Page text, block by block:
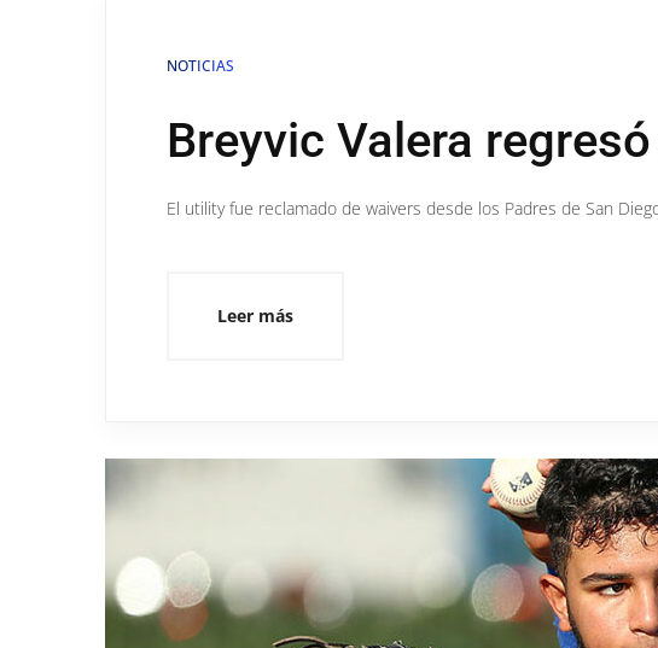
NOTICIAS
Breyvic Valera
El utility fue reclamado de waivers desde los Padres de San
Leer más